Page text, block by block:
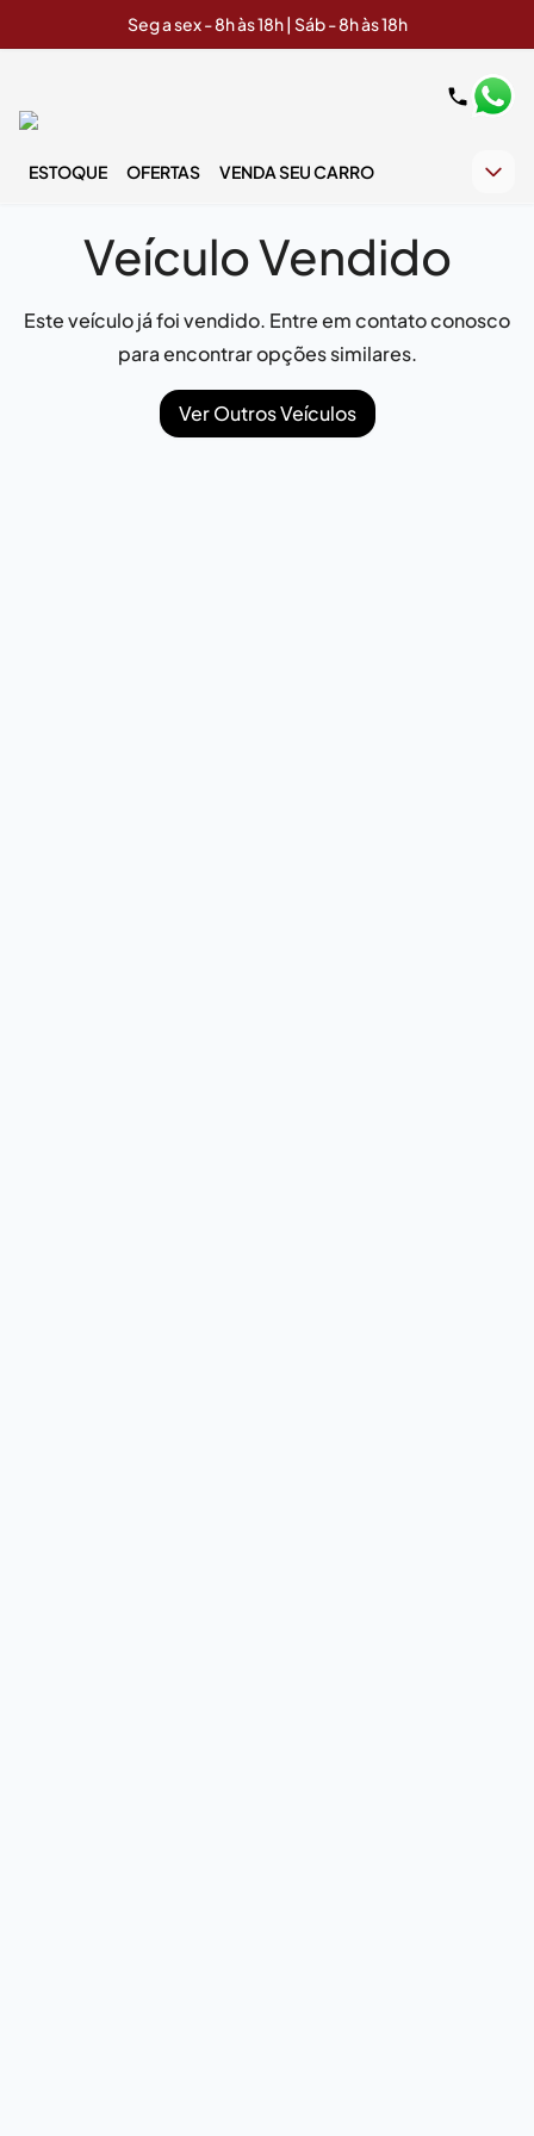
Seg a sex - 8h às 18h | Sáb - 8h às 18h
ESTOQUE OFERTAS VENDA SEU CARRO
Veículo Vendido
Este veículo já foi vendido. Entre em contato conosco
para encontrar opções similares.
Ver Outros Veículos